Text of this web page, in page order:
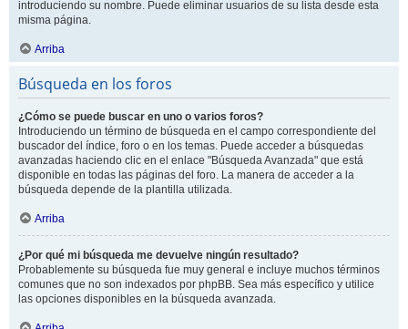
introduciendo su nombre. Puede eliminar usuarios de su lista desde esta
misma página.
Arriba
Búsqueda en los foros
¿Cómo se puede buscar en uno o varios foros?
Introduciendo un término de búsqueda en el campo correspondiente del
buscador del índice, foro o en los temas. Puede acceder a búsquedas
avanzadas haciendo clic en el enlace "Búsqueda Avanzada" que está
disponible en todas las páginas del foro. La manera de acceder a la
búsqueda depende de la plantilla utilizada.
Arriba
¿Por qué mi búsqueda me devuelve ningún resultado?
Probablemente su búsqueda fue muy general e incluye muchos términos
comunes que no son indexados por phpBB. Sea más específico y utilice
las opciones disponibles en la búsqueda avanzada.